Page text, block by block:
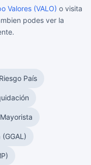
Valores (VALO) o visita
podes ver la
Riesgo País